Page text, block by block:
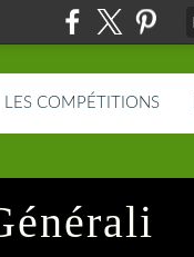
LES COMPÉTITIONS